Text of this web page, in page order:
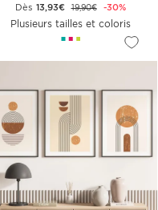
Dès 13,93€ 19,90€ -30%
Plusieurs tailles et coloris